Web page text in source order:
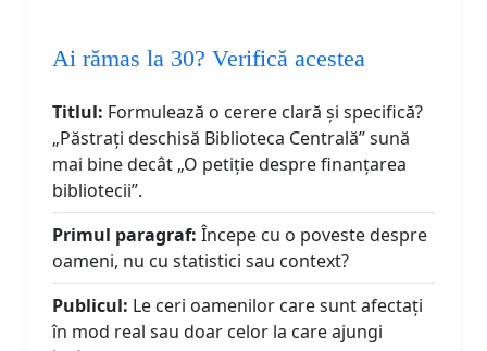
Ai rămas la 30? Verifică acestea
Titlul: Formulează o cerere clară și specifică?
„Păstrați deschisă Biblioteca Centrală” sună
mai bine decât „O petiție despre finanțarea
bibliotecii”.
Primul paragraf: Începe cu o poveste despre
oameni, nu cu statistici sau context?
Publicul: Le ceri oamenilor care sunt afectați
în mod real sau doar celor la care ajungi